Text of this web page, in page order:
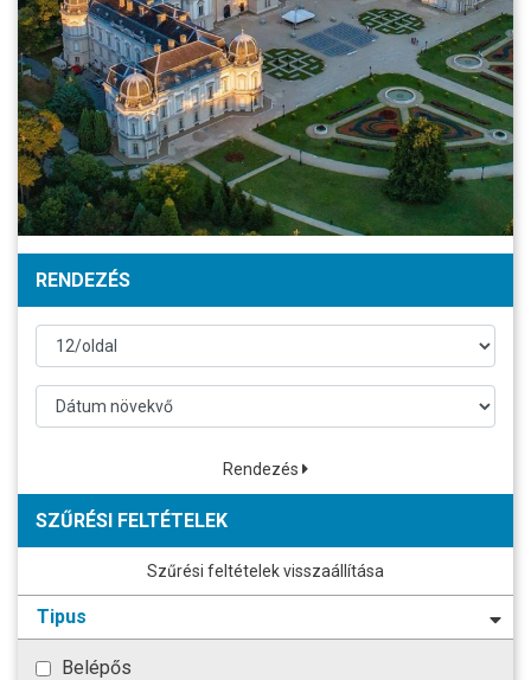
RENDEZÉS
Rendezés
SZŰRÉSI FELTÉTELEK
Szűrési feltételek visszaállítása
Tipus
Belépős